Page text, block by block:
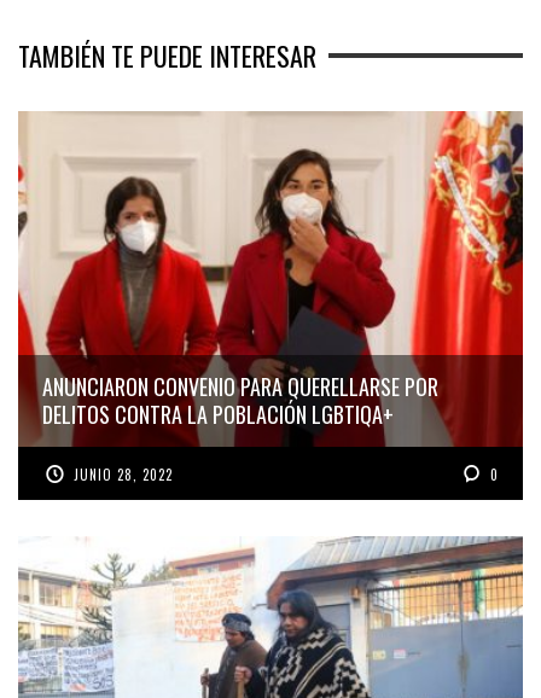
TAMBIÉN TE PUEDE INTERESAR
ANUNCIARON CONVENIO PARA QUERELLARSE POR
DELITOS CONTRA LA POBLACIÓN LGBTIQA+
JUNIO 28, 2022 0